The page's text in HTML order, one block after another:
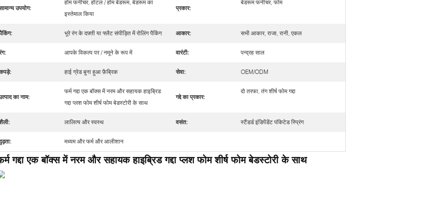
उपयोग:
होम फर्नीचर, होटल / होम बेडरूम, बेडरूम का
इस्तेमाल किया
प्रकार:
बेडरूम फर्नीचर, फोम
भूरे रंग के दफ़्ती या फ्लैट संपीड़ित में रोलिंग पैकिंग आकार: सभी आकार, राजा, रानी, ​​​​एकल
आपके विकल्प पर / नमूने के रूप में वारंटी: पन्द्रह साल
हाई ग्रेड बुना हुआ फ़ैब्रिक सेवा: OEM/ODM
का नाम:
फर्म गद्दा एक बॉक्स में नरम और सहायक हाइब्रिड
गद्दा प्लश फोम शीर्ष फोम बेडस्टोरी के साथ
गद्दे का प्रकार:
दो तरफा, तंग शीर्ष फोम गद्दा
लालित्य और स्वस्थ वसंत: स्टैंडर्ड इंडिपेंडेंट पॉकेटेड स्प्रिंग
मध्यम और फर्म और आलीशान
गद्दा एक बॉक्स में नरम और सहायक हाइब्रिड गद्दा प्लश फोम शीर्ष फोम बेडस्टोरी के साथ